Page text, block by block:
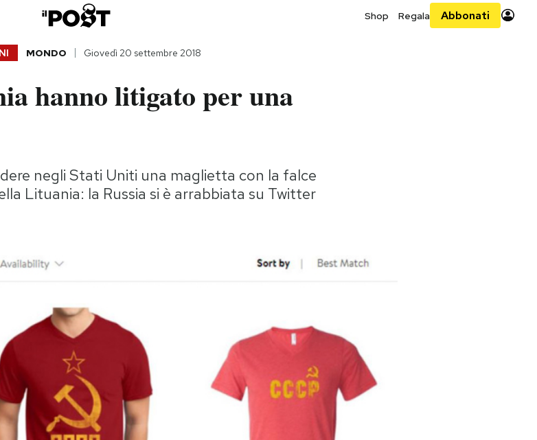
Shop Regala Abbonati
MONDO Giovedì 20 settembre 2018
hanno litigato per una
negli Stati Uniti una maglietta con la falce
Lituania: la Russia si è arrabbiata su Twitter